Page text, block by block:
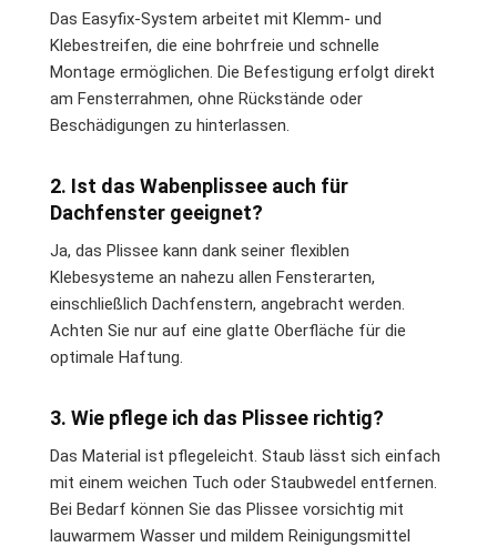
Das Easyfix-System arbeitet mit Klemm- und
Klebestreifen, die eine bohrfreie und schnelle
Montage ermöglichen. Die Befestigung erfolgt direkt
am Fensterrahmen, ohne Rückstände oder
Beschädigungen zu hinterlassen.
2. Ist das Wabenplissee auch für
Dachfenster geeignet?
Ja, das Plissee kann dank seiner flexiblen
Klebesysteme an nahezu allen Fensterarten,
einschließlich Dachfenstern, angebracht werden.
Achten Sie nur auf eine glatte Oberfläche für die
optimale Haftung.
3. Wie pflege ich das Plissee richtig?
Das Material ist pflegeleicht. Staub lässt sich einfach
mit einem weichen Tuch oder Staubwedel entfernen.
Bei Bedarf können Sie das Plissee vorsichtig mit
lauwarmem Wasser und mildem Reinigungsmittel